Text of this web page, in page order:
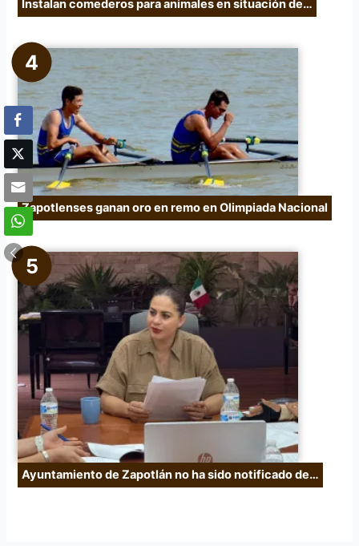
Instalan comederos para animales en situación de…
Zapotlenses ganan oro en remo en Olimpiada Nacional
Ayuntamiento de Zapotlán no ha sido notificado de…